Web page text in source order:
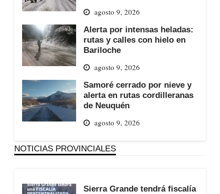
agosto 9, 2026
Alerta por intensas heladas:
rutas y calles con hielo en
Bariloche
agosto 9, 2026
Samoré cerrado por nieve y
alerta en rutas cordilleranas
de Neuquén
agosto 9, 2026
NOTICIAS PROVINCIALES
Sierra Grande tendrá fiscalía